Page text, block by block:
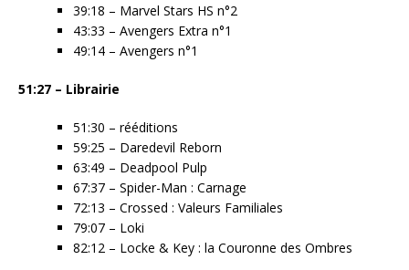
39:18 – Marvel Stars HS n°2
43:33 – Avengers Extra n°1
49:14 – Avengers n°1
51:27 – Librairie
51:30 – rééditions
59:25 – Daredevil Reborn
63:49 – Deadpool Pulp
67:37 – Spider-Man : Carnage
72:13 – Crossed : Valeurs Familiales
79:07 – Loki
82:12 – Locke & Key : la Couronne des Ombres